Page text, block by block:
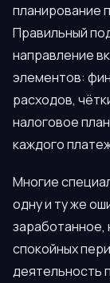
планирование
Правильный
направление
элементов:
расходов,
налоговое
каждого
Многие
одну и ту же
заработанное,
спокойных
деятельность